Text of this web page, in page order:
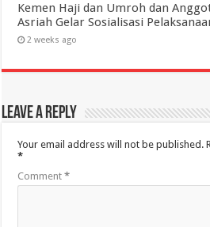
Kemen Haji dan Umroh dan
Asriah Gelar Sosialisasi
2 weeks ago
Leave a Reply
Your email address will not be published.
*
Comment*